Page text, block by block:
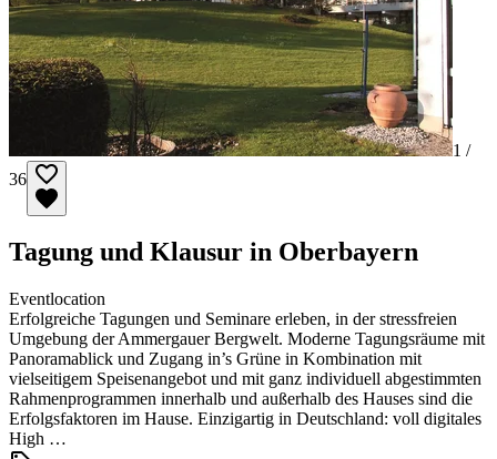
1 /
36
Tagung und Klausur in Oberbayern
Eventlocation
Erfolgreiche Tagungen und Seminare erleben, in der stressfreien
Umgebung der Ammergauer Bergwelt. Moderne Tagungsräume mit
Panoramablick und Zugang in’s Grüne in Kombination mit
vielseitigem Speisenangebot und mit ganz individuell abgestimmten
Rahmenprogrammen innerhalb und außerhalb des Hauses sind die
Erfolgsfaktoren im Hause. Einzigartig in Deutschland: voll digitales
High …